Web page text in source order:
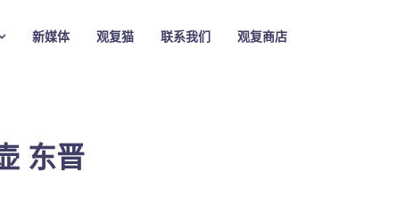
新媒体 观复猫 联系我们 观复商店
东晋